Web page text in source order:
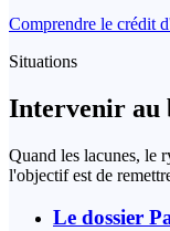
Comprendre le crédit
Situations
Intervenir au
Quand les lacunes, le
l'objectif est de
Le dossier